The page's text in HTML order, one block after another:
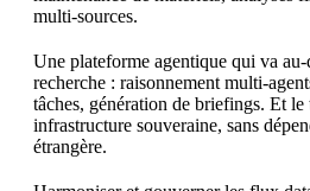
multi-sources.
Une plateforme agentique qui va
recherche : raisonnement multi-
tâches, génération de briefings. Et le
infrastructure souveraine, sans
étrangère.